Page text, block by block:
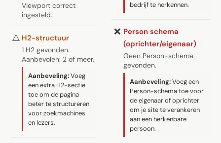
Viewport correct
ingesteld.
⚠️ H2-structuur
1 H2 gevonden.
Aanbevolen: 2 of meer.
Aanbeveling:Voeg
een extra H2-sectie
toe om de pagina
beter te structureren
voor zoekmachines
en lezers.
bedrijf te herkennen.
❌ Person schema
(oprichter/eigenaar)
Geen Person-schema
gevonden.
Aanbeveling:Voeg een
Person-schema toe voor
de eigenaar of oprichter
om je site te verankeren
aan een herkenbare
persoon.